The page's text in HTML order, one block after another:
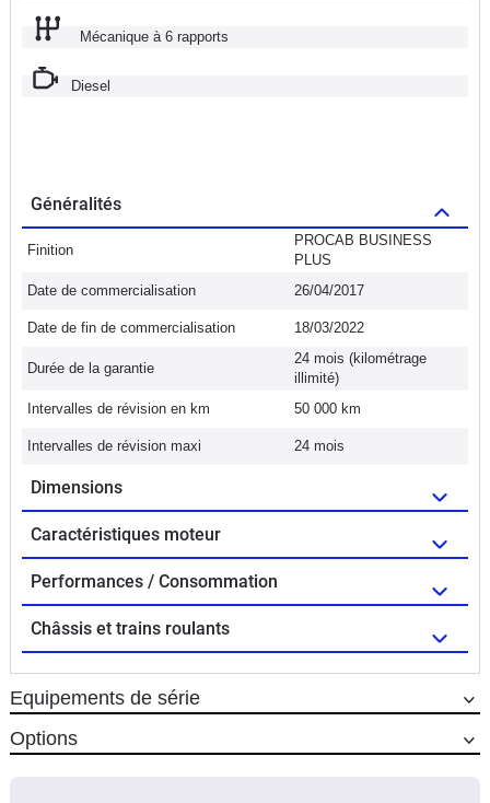
Mécanique à 6 rapports
Diesel
Généralités
Finition
PROCAB BUSINESS
PLUS
Date de commercialisation
26/04/2017
Date de fin de commercialisation 18/03/2022
Durée de la garantie
24 mois (kilométrage
illimité)
Intervalles de révision en km
50 000 km
Intervalles de révision maxi 24 mois
Dimensions
Caractéristiques moteur
Performances / Consommation
Châssis et trains roulants
Equipements de série
Options